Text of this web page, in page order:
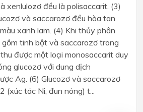
xenlulozơ đều là polisaccarit. (3)
và saccarozơ đều hòa tan
xanh lam. (4) Khi thủy phân
tinh bột và saccarozơ trong
được một loại monosaccarit duy
glucozơ với dung dịch
Ag. (6) Glucozơ và saccarozơ
(xúc tác Ni, đun nóng) t...